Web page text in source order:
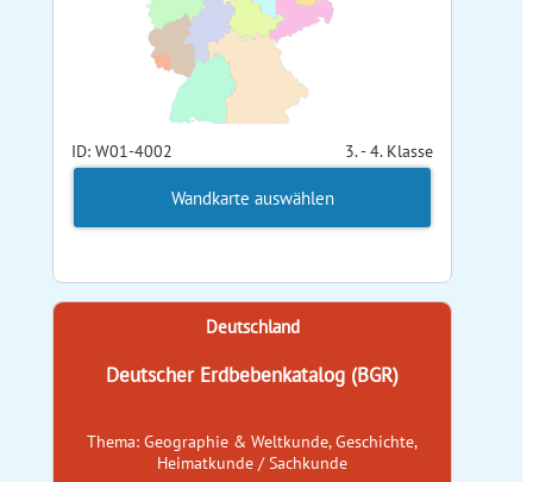
ID: W01-4002 3. - 4. Klasse
Wandkarte auswählen
Deutschland
Deutscher Erdbebenkatalog (BGR)
Thema: Geographie & Weltkunde, Geschichte,
Heimatkunde / Sachkunde